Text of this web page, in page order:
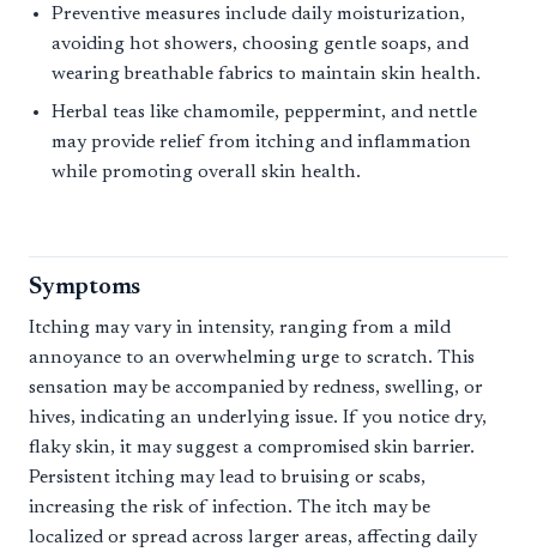
Preventive measures include daily moisturization,
avoiding hot showers, choosing gentle soaps, and
wearing breathable fabrics to maintain skin health.
Herbal teas like chamomile, peppermint, and nettle
may provide relief from itching and inflammation
while promoting overall skin health.
Symptoms
Itching may vary in intensity, ranging from a mild
annoyance to an overwhelming urge to scratch. This
sensation may be accompanied by redness, swelling, or
hives, indicating an underlying issue. If you notice dry,
flaky skin, it may suggest a compromised skin barrier.
Persistent itching may lead to bruising or scabs,
increasing the risk of infection. The itch may be
localized or spread across larger areas, affecting daily